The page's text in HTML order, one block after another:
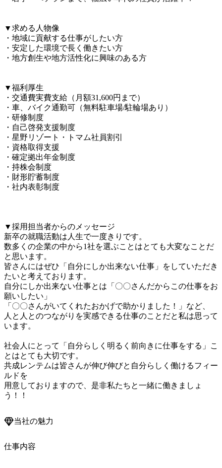
▼求める人物像
・地域に貢献する仕事がしたい方
・安定した環境で長く働きたい方
・地方創生や地方活性化に興味のある方
▼福利厚生
・交通費実費支給（月額31,600円まで）
・車、バイク通勤可（無料駐車場/駐輪場あり）
・研修制度
・自己啓発支援制度
・星野リゾート・トマム社員割引
・資格取得支援
・確定拠出年金制度
・持株会制度
・財形貯蓄制度
・社内表彰制度
▼採用担当者からのメッセージ
新卒の就職活動は人生で一度きりです。
数多くの企業の中から1社を選ぶことはとても大変なことだ
と思います。
皆さんにはぜひ「自分にしか出来ない仕事」をしていただき
たいと考えております。
自分にしか出来ない仕事とは「〇〇さんだからこの仕事をお
願いしたい」
「〇〇さんがいてくれたおかげで助かりました！」など、
人と人とのつながりを実感できる仕事のことだと私は思って
います。
社会人にとって「自分らしく明るく前向きに仕事をする」こ
とはとても大切です。
共成レンテムは皆さんが伸び伸びと自分らしく働けるフィー
ルドを
用意しておりますので、是非私たちと一緒に働きましょ
当社の魅力
仕事内容